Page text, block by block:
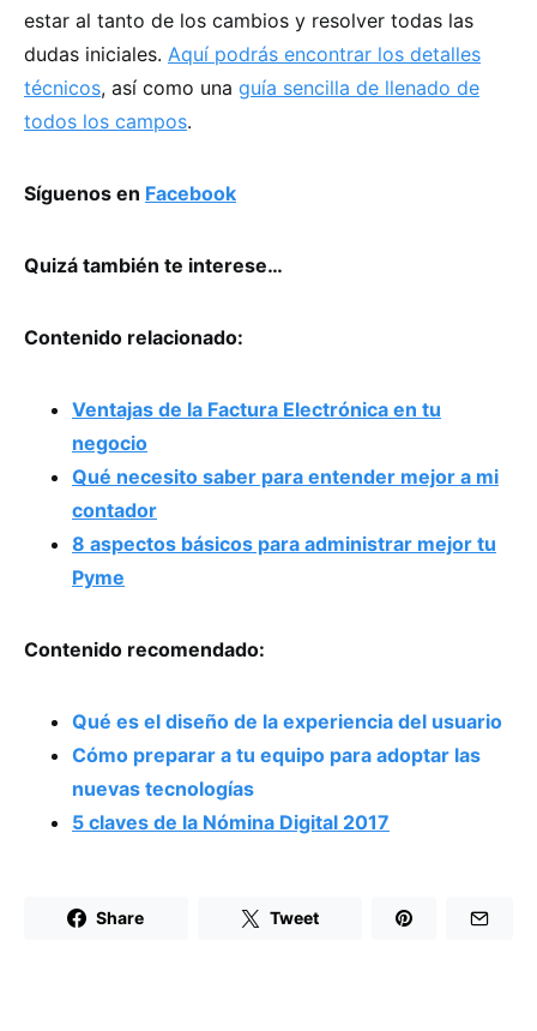
estar al tanto de los cambios y resolver todas las
dudas iniciales. Aquí podrás encontrar los detalles
técnicos, así como una guía sencilla de llenado de
todos los campos.
Síguenos en Facebook
Quizá también te interese…
Contenido relacionado:
Ventajas de la Factura Electrónica en tu
negocio
Qué necesito saber para entender mejor a mi
contador
8 aspectos básicos para administrar mejor tu
Pyme
Contenido recomendado:
Qué es el diseño de la experiencia del usuario
Cómo preparar a tu equipo para adoptar las
nuevas tecnologías
5 claves de la Nómina Digital 2017
Share Tweet